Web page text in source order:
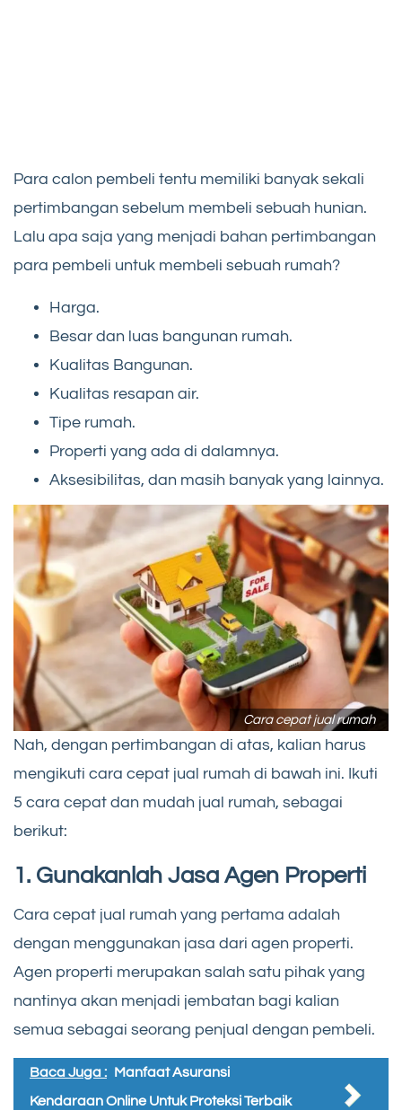
Para calon pembeli tentu memiliki banyak sekali
pertimbangan sebelum membeli sebuah hunian.
Lalu apa saja yang menjadi bahan pertimbangan
para pembeli untuk membeli sebuah rumah?
Harga.
Besar dan luas bangunan rumah.
Kualitas Bangunan.
Kualitas resapan air.
Tipe rumah.
Properti yang ada di dalamnya.
Aksesibilitas, dan masih banyak yang lainnya.
Cara cepat jual rumah
Nah, dengan pertimbangan di atas, kalian harus
mengikuti cara cepat jual rumah di bawah ini. Ikuti
5 cara cepat dan mudah jual rumah, sebagai
berikut:
1. Gunakanlah Jasa Agen Properti
Cara cepat jual rumah yang pertama adalah
dengan menggunakan jasa dari agen properti.
Agen properti merupakan salah satu pihak yang
nantinya akan menjadi jembatan bagi kalian
semua sebagai seorang penjual dengan pembeli.
Baca Juga : Manfaat Asuransi
Kendaraan Online Untuk Proteksi Terbaik